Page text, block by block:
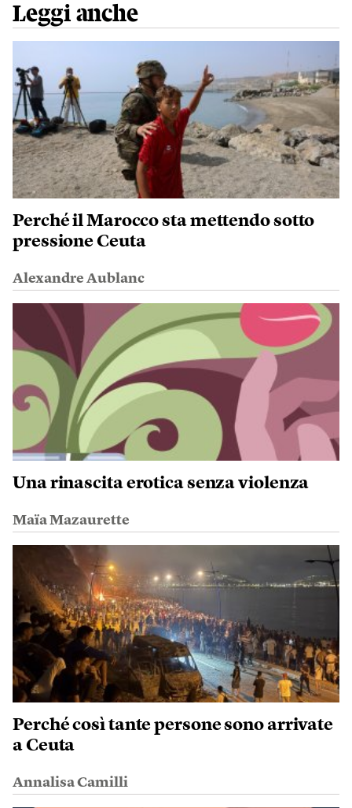
Leggi anche
Perché il Marocco sta mettendo sotto
pressione Ceuta
Alexandre Aublanc
Una rinascita erotica senza violenza
Maïa Mazaurette
Perché così tante persone sono arrivate
a Ceuta
Annalisa Camilli